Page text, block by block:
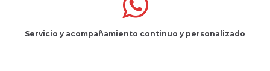
Servicio y acompañamiento continuo y personalizado